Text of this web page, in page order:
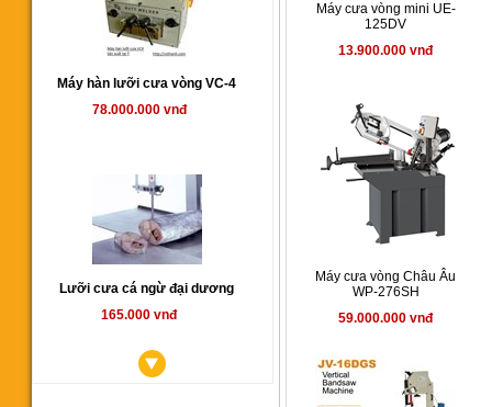
Máy hàn lưỡi cưa vòng VC-4
78.000.000 vnđ
Lưỡi cưa cá ngừ đại dương
165.000 vnđ
Máy cưa vòng mini UE-
125DV
13.900.000 vnđ
Máy cưa vòng Châu Âu
WP-276SH
59.000.000 vnđ